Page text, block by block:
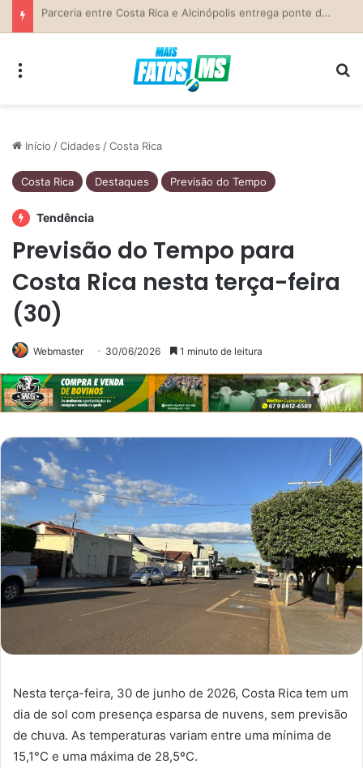
Parceria entre Costa Rica e Alcinópolis entrega ponte de concreto e fortalece infraestrutura na região das lavouras do Engano
Início /Cidades /Costa Rica
Costa Rica Destaques Previsão do Tempo
Tendência
Previsão do Tempo para
Costa Rica nesta terça-feira
(30)
Webmaster 30/06/2026 1 minuto de leitura
Nesta terça-feira, 30 de junho de 2026, Costa Rica tem um
dia de sol com presença esparsa de nuvens, sem previsão
de chuva. As temperaturas variam entre uma mínima de
15,1°C e uma máxima de 28,5ºC.